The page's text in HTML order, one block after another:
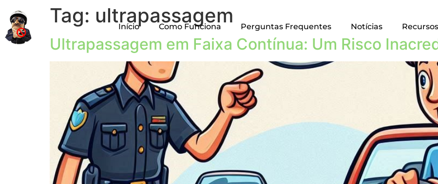
Início Como Funciona Perguntas Frequentes Notícias Recursos
Tag: ultrapassagem
Ultrapassagem em Faixa Contínua: Um Risco